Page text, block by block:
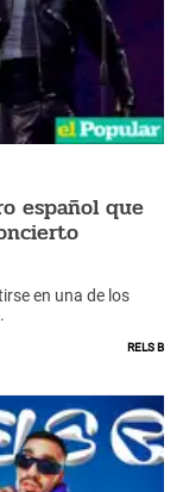
español que
en una de los
Rels B